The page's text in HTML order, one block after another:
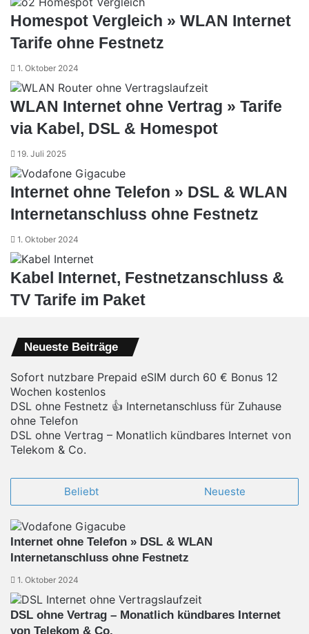
Homespot Vergleich » WLAN Internet
Tarife ohne Festnetz
1. Oktober 2024
WLAN Internet ohne Vertrag » Tarife
via Kabel, DSL & Homespot
19. Juli 2025
Internet ohne Telefon » DSL & WLAN
Internetanschluss ohne Festnetz
1. Oktober 2024
Kabel Internet, Festnetzanschluss &
TV Tarife im Paket
Neueste Beiträge
Sofort nutzbare Prepaid eSIM durch 60 € Bonus 12
Wochen kostenlos
DSL ohne Festnetz 👍 Internetanschluss für Zuhause
ohne Telefon
DSL ohne Vertrag – Monatlich kündbares Internet von
Telekom & Co.
Beliebt Neueste
Internet ohne Telefon » DSL & WLAN
Internetanschluss ohne Festnetz
1. Oktober 2024
DSL ohne Vertrag – Monatlich kündbares Internet
von Telekom & Co.